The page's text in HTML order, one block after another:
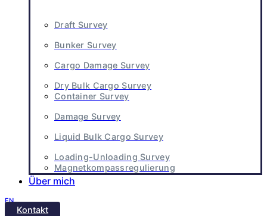
Draft Survey
Bunker Survey
Cargo Damage Survey
Dry Bulk Cargo Survey
Container Survey
Damage Survey
Liquid Bulk Cargo Survey
Loading-Unloading Survey
Magnetkompassregulierung
Über mich
EN
Kontakt